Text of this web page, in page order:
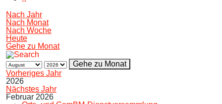
Nach Jahr
Nach Monat
Nach Woche
Heute
Gehe zu Monat
Gehe zu Monat
Vorheriges Jahr
2026
Nächstes Jahr
Februar 2026